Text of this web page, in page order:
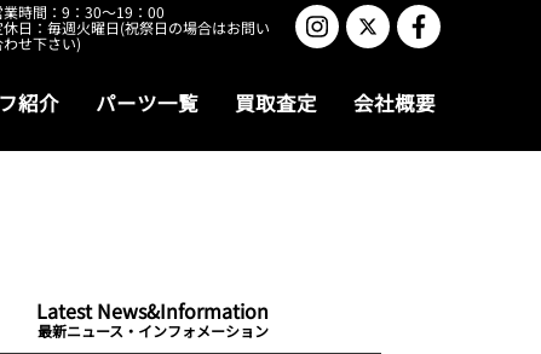
業時間：9：30～19：00
休日：毎週火曜日(祝祭日の場合はお問い
わせ下さい)
紹介 パーツ一覧 買取査定 会社概要
Latest News&Information
最新ニュース・インフォメーション